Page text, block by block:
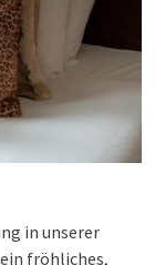
in unserer
fröhliches,